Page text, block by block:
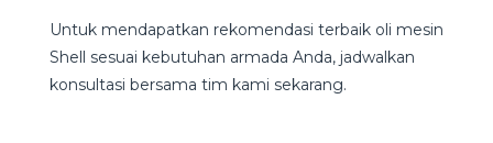
Untuk mendapatkan rekomendasi terbaik oli mesin
Shell sesuai kebutuhan armada Anda, jadwalkan
konsultasi bersama tim kami sekarang.